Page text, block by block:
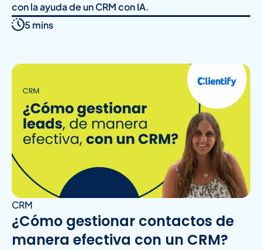
con la ayuda de un CRM con IA.
5 mins
CRM
¿Cómo gestionar contactos de
manera efectiva con un CRM?